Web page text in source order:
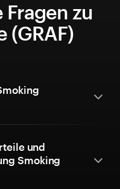
zu
(GRAF)
und
Smoking